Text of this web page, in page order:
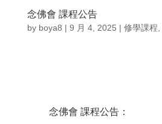
念佛會 課程公告
by boya8 | 9 月 4, 2025 | 修學課程,
念佛會 課程公告：